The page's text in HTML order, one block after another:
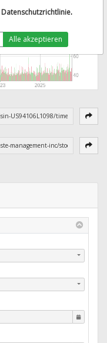
Datenschutzrichtlinie.
Alle akzeptieren